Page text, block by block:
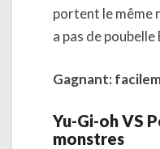
portent le même
a pas de poubelle
Gagnant:
Yu-Gi-oh VS
monstres